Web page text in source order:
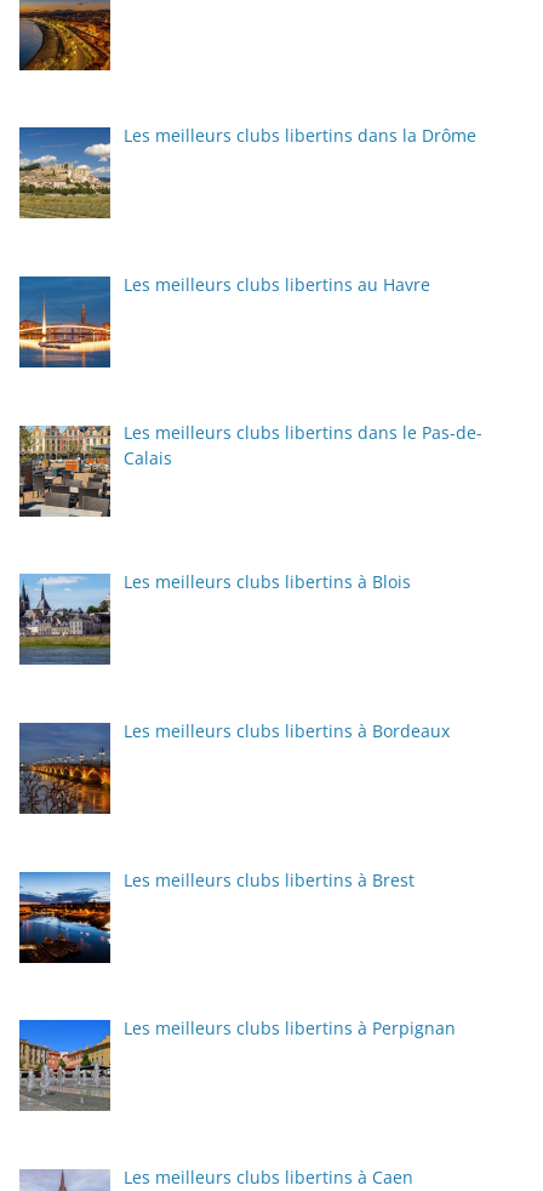
Les meilleurs clubs libertins dans la Drôme
Les meilleurs clubs libertins au Havre
Les meilleurs clubs libertins dans le Pas-de-
Calais
Les meilleurs clubs libertins à Blois
Les meilleurs clubs libertins à Bordeaux
Les meilleurs clubs libertins à Brest
Les meilleurs clubs libertins à Perpignan
Les meilleurs clubs libertins à Caen